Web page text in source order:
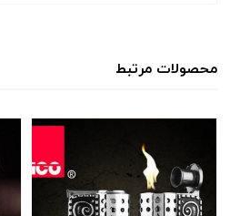
محصولات مرتبط